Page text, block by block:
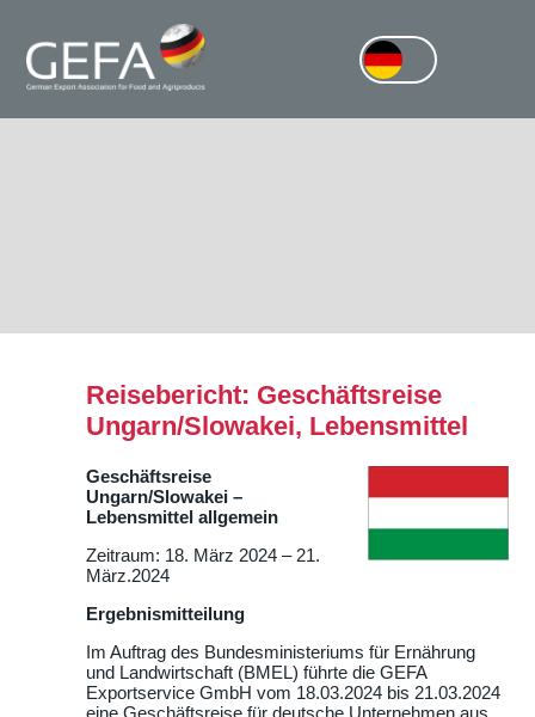
Reisebericht: Geschäftsreise
Ungarn/Slowakei, Lebensmittel
Geschäftsreise
Ungarn/Slowakei –
Lebensmittel allgemein
Zeitraum: 18. März 2024 – 21.
März.2024
Ergebnismitteilung
Im Auftrag des Bundesministeriums für Ernährung
und Landwirtschaft (BMEL) führte die GEFA
Exportservice GmbH vom 18.03.2024 bis 21.03.2024